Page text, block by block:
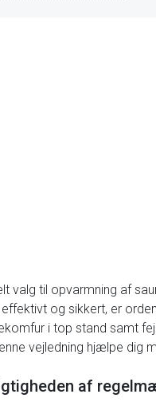
til opvarmning af
og sikkert, er
i top stand samt
vejledning hjælpe dig
af